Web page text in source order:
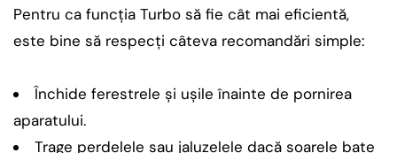
Pentru ca funcția Turbo să fie cât mai eficientă,
este bine să respecți câteva recomandări simple:
Închide ferestrele și ușile înainte de pornirea
aparatului.
Trage perdelele sau jaluzelele dacă soarele bate